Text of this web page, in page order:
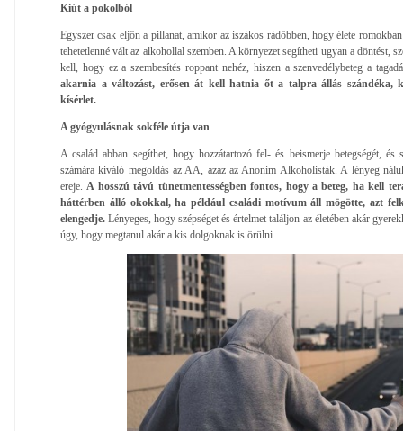
Kiút a pokolból
Egyszer csak eljön a pillanat, amikor az iszákos rádöbben, hogy élete
tehetetlenné vált az alkohollal szemben. A környezet segítheti ugyan a döntést,
kell, hogy ez a szembesítés roppant nehéz, hiszen a szenvedélybeteg a
akarnia a változást, erősen át kell hatnia őt a talpra állás szándéka,
kísérlet.
A gyógyulásnak sokféle útja van
A család abban segíthet, hogy hozzátartozó fel- és beismerje betegségét, és
számára kiváló megoldás az AA, azaz az Anonim Alkoholisták. A lényeg
ereje. A hosszú távú tünetmentességben fontos, hogy a beteg, ha kell
háttérben álló okokkal, ha például családi motívum áll mögötte, azt
elengedje.Lényeges, hogy szépséget és értelmet találjon az életében akár
úgy, hogy megtanul akár a kis dolgoknak is örülni.